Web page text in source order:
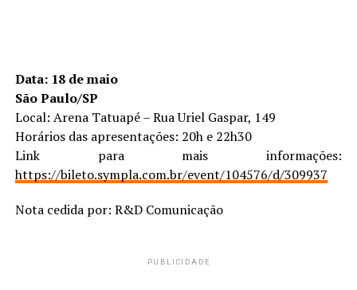
Data: 18 de maio
São Paulo/SP
Local: Arena Tatuapé – Rua Uriel Gaspar, 149
Horários das apresentações: 20h e 22h30
Link para mais informações:
https://bileto.sympla.com.br/event/104576/d/309937
Nota cedida por: R&D Comunicação
PUBLICIDADE